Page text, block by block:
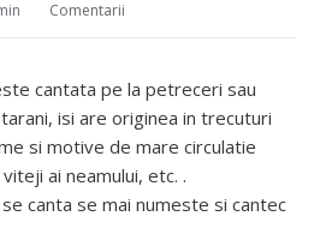
Comentarii
cantata pe la petreceri sau
isi are originea in trecuturi
si motive de mare circulatie
ai neamului, etc. .
canta se mai numeste si cantec